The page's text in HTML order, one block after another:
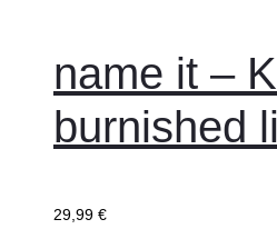
name it –
burnished
29,99 €